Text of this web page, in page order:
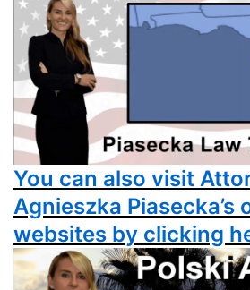
You can also visit
Agnieszka Piasecka’s
websites by clicking